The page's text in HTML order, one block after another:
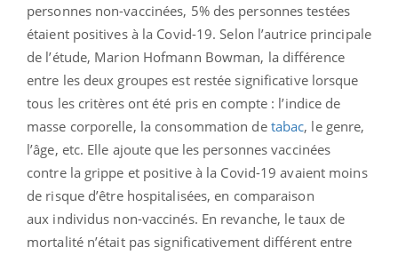
personnes non-vaccinées, 5% des personnes testées
étaient positives à la Covid-19. Selon l’autrice principale
de l’étude, Marion Hofmann Bowman, la différence
entre les deux groupes est restée significative lorsque
tous les critères ont été pris en compte : l’indice de
masse corporelle, la consommation de tabac, le genre,
l’âge, etc. Elle ajoute que les personnes vaccinées
contre la grippe et positive à la Covid-19 avaient moins
de risque d’être hospitalisées, en comparaison
aux individus non-vaccinés. En revanche, le taux de
mortalité n’était pas significativement différent entre